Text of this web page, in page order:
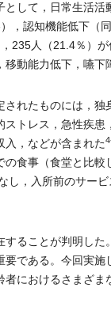
して，日常生活活
，認知機能低下（
235人（21.4％）
動能力低下，嚥
れたものには，
トレス，急性疾
入，などが含まれた
食事（食堂と比
，入所前のサー
ることが判明し
である。今回実
におけるさまざ